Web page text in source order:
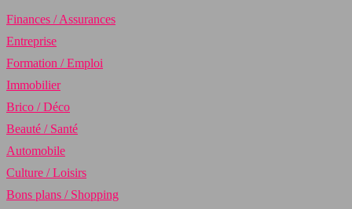
Finances / Assurances
Entreprise
Formation / Emploi
Immobilier
Brico / Déco
Beauté / Santé
Automobile
Culture / Loisirs
Bons plans / Shopping